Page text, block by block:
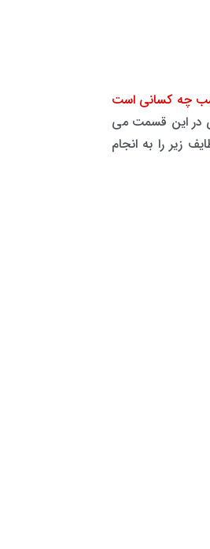
چه کسانی است
در این قسمت می
زیر را به انجام